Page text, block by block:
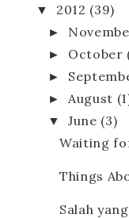
▼ 2012 (39)
►
► October
►
► August
▼ June (3)
Waiting
Things
Salah